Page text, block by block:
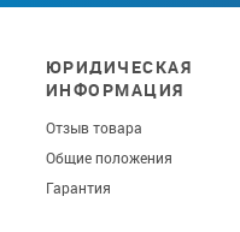
ЮРИДИЧЕСКАЯ
ИНФОРМАЦИЯ
Отзыв товара
Общие положения
Гарантия